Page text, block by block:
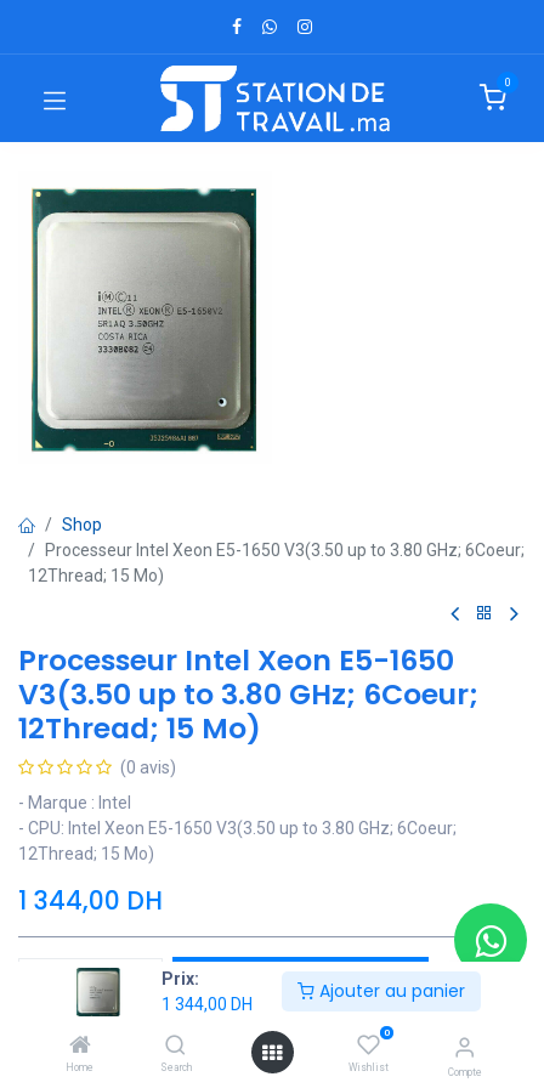
Prix:
1 344,00 DH
Ajouter au panier
Home Search
0
Wishlist Compte
0
Shop
Processeur Intel Xeon E5-1650 V3(3.50 up to 3.80 GHz; 6Coeur;
12Thread; 15 Mo)
Processeur Intel Xeon E5-1650
V3(3.50 up to 3.80 GHz; 6Coeur;
12Thread; 15 Mo)
(0 avis)
- Marque : Intel
- CPU: Intel Xeon E5-1650 V3(3.50 up to 3.80 GHz; 6Coeur;
12Thread; 15 Mo)
1 344,00 DH
Ajouter au panier
Ajouter à la liste de souhaits